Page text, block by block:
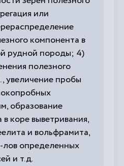
или
компонента в
рудной породы; 4)
полезного
увеличение пробы
образование
коре выветривания,
и вольфрамита,
определенных
и т.д.